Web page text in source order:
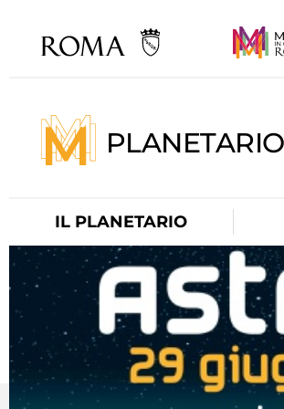
PLANETARIO
IL PLANETARIO